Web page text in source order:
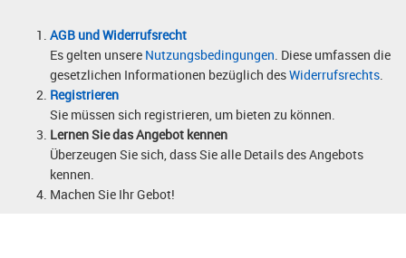
AGB und Widerrufsrecht
Es gelten unsere Nutzungsbedingungen. Diese umfassen die
gesetzlichen Informationen bezüglich desWiderrufsrechts.
Registrieren
Sie müssen sich registrieren, um bieten zu können.
Lernen Sie das Angebot kennen
Überzeugen Sie sich, dass Sie alle Details des Angebots
kennen.
Machen Sie Ihr Gebot!